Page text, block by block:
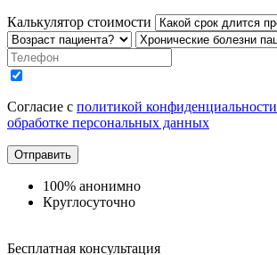
Калькулятор стоимости
Согласие с политикой конфиденциальности
обработке персональных данных
Отправить
100% анонимно
Круглосуточно
Бесплатная консультация